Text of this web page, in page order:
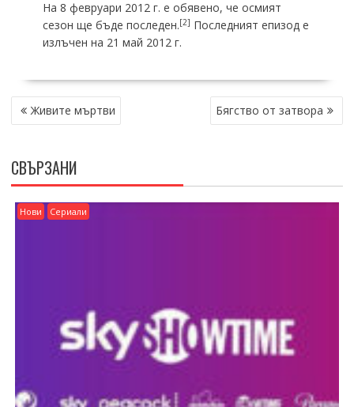
На 8 февруари 2012 г. е обявено, че осмият
сезон ще бъде последен.[2] Последният епизод е
излъчен на 21 май 2012 г.
НАВИГАЦИЯ
Живите мъртви Бягство от затвора
СВЪРЗАНИ
Нови Сериали